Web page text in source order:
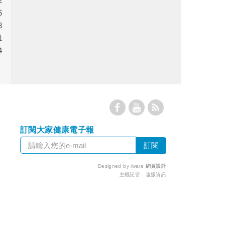
訂閱大家健康電子報
Designed by iware 網頁設計
主機託管： 遠振資訊